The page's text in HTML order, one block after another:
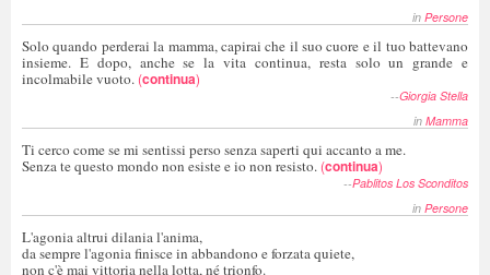
in Persone
Solo quando perderai la mamma, capirai che il suo cuore e il tuo battevano
insieme. E dopo, anche se la vita continua, resta solo un grande e
incolmabile vuoto. (continua)
--Giorgia Stella
in Mamma
Ti cerco come se mi sentissi perso senza saperti qui accanto a me.
Senza te questo mondo non esiste e io non resisto. (continua)
--Pablitos Los Sconditos
in Persone
L'agonia altrui dilania l'anima,
da sempre l'agonia finisce in abbandono e forzata quiete,
non c'è mai vittoria nella lotta, né trionfo.